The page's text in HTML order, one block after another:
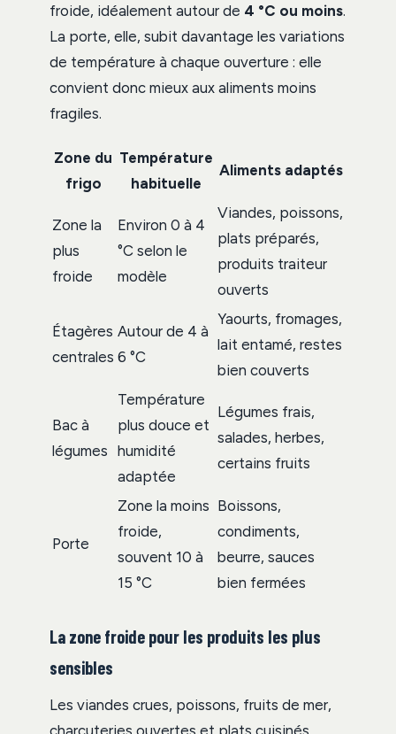
froide, idéalement autour de 4 °C ou moins.
La porte, elle, subit davantage les variations
de température à chaque ouverture : elle
convient donc mieux aux aliments moins
fragiles.
Zone du
frigo
Température
habituelle
Aliments adaptés
Zone la
plus
froide
Environ 0 à 4
°C selon le
modèle
Viandes, poissons,
plats préparés,
produits traiteur
ouverts
Étagères
centrales
Autour de 4 à
6 °C
Yaourts, fromages,
lait entamé, restes
bien couverts
Bac à
légumes
Température
plus douce et
humidité
adaptée
Légumes frais,
salades, herbes,
certains fruits
Porte
Zone la moins
froide,
souvent 10 à
15 °C
Boissons,
condiments,
beurre, sauces
bien fermées
La zone froide pour les produits les plus
sensibles
Les viandes crues, poissons, fruits de mer,
charcuteries ouvertes et plats cuisinés